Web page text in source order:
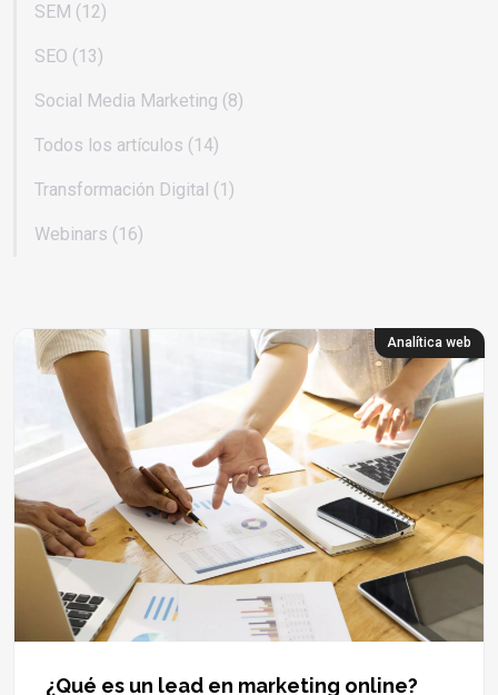
SEM (12)
SEO (13)
Social Media Marketing (8)
Todos los artículos (14)
Transformación Digital (1)
Webinars (16)
Analítica web
¿Qué es un lead en marketing online?